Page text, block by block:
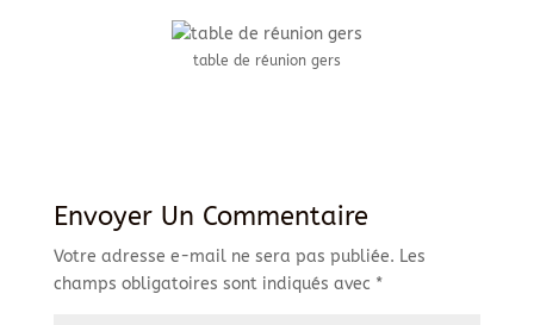
table de réunion gers
Envoyer Un Commentaire
Votre adresse e-mail ne sera pas publiée. Les
champs obligatoires sont indiqués avec *